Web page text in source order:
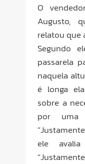
O
Augusto,
relatou que
Segundo
passarela
naquela
é longa
sobre a
por uma
ele